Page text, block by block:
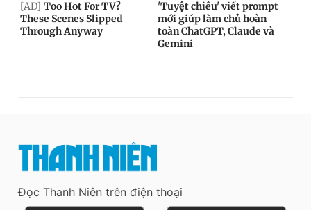
Đọc Thanh Niên trên điện thoại